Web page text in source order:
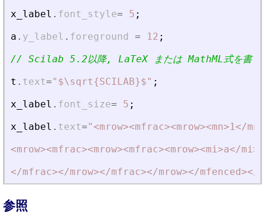
x_label . font_style= 5 ;
a . y_label . foreground = 12 ;
// Scilab 5.2以降, LaTeX または MathML式を書く
t . text=" $\sqrt{SCILAB}$" ;
x_label . font_size= 5 ;
x_label . text="<mrow><mfrac><mrow><mn>1</mn
<mrow><mfrac><mrow><mfrac><mrow><mi>a</mi>
</mfrac></mrow></mfrac></mrow></mfenced></
参照